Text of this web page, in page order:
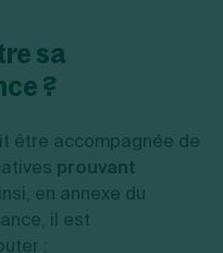
sa
?
être accompagnée de
prouvant
en annexe du
il est
: